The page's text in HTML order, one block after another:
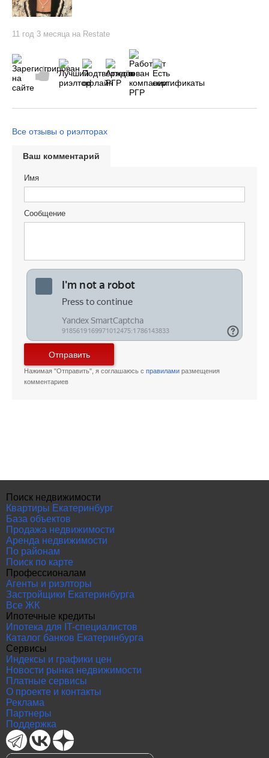
11 год 3 месяца на Restate
Все отзывы о риэлторах
Ваш комментарий
Имя
Сообщение
Отправить
Нажимая "Отправить", я соглашаюсь с правилами размещения
комментариев
Поиск недвижимости
Квартиры Екатеринбург
База объектов
Продажа недвижимости
Аренда недвижимости
По районам
Поиск по карте
Профессионалам
Агенты и риэлторы
Застройщики Екатеринбурга
Все ЖК
Ипотечные кредиты
Ипотека для IT-специалистов
Каталог банков Екатеринбурга
Сервисы
Индексы и графики цен
Новости рынка недвижимости
Платные сервисы
О проекте и контакты
Реклама
Партнеры
Поддержка